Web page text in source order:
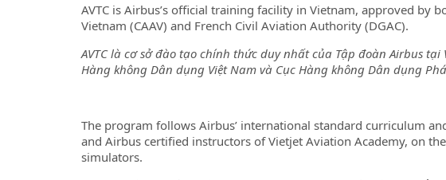
AVTC is Airbus’s official training facility in Vietnam, approved by
Vietnam (CAAV) and French Civil Aviation Authority (DGAC).
AVTC là cơ sở đào tạo chính thức duy nhất của Tập đoàn Airbus
Hàng không Dân dụng Việt Nam và Cục Hàng không Dân dụng
The program follows Airbus’ international standard curriculum
and Airbus certified instructors of Vietjet Aviation Academy, on
simulators.